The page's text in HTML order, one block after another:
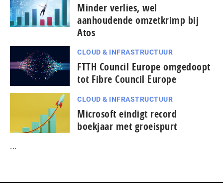
Minder verlies, wel
aanhoudende omzetkrimp bij
Atos
CLOUD & INFRASTRUCTUUR
FTTH Council Europe omgedoopt
tot Fibre Council Europe
CLOUD & INFRASTRUCTUUR
Microsoft eindigt record
boekjaar met groeispurt
...